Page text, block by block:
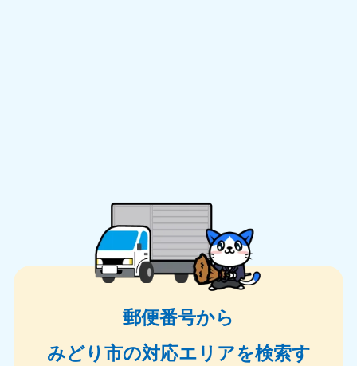
郵便番号から
みどり市の対応エリアを検索す